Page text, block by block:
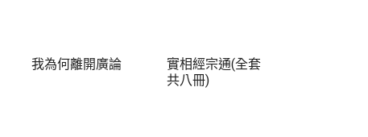
我為何離開廣論
實相經宗通(全套
共八冊)